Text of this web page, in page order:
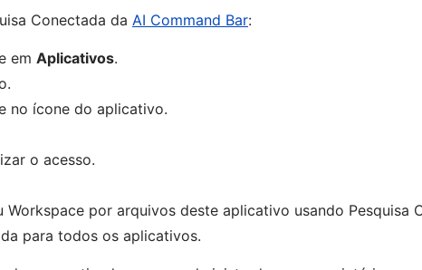
Conectada da AI Command Bar:
em Aplicativos.
no ícone do aplicativo.
o acesso.
por arquivos deste aplicativo usando Pesquisa
para todos os aplicativos.